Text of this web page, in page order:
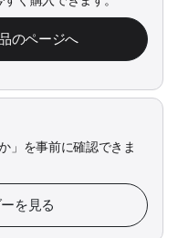
のページへ
」を事前に確認できま
を見る